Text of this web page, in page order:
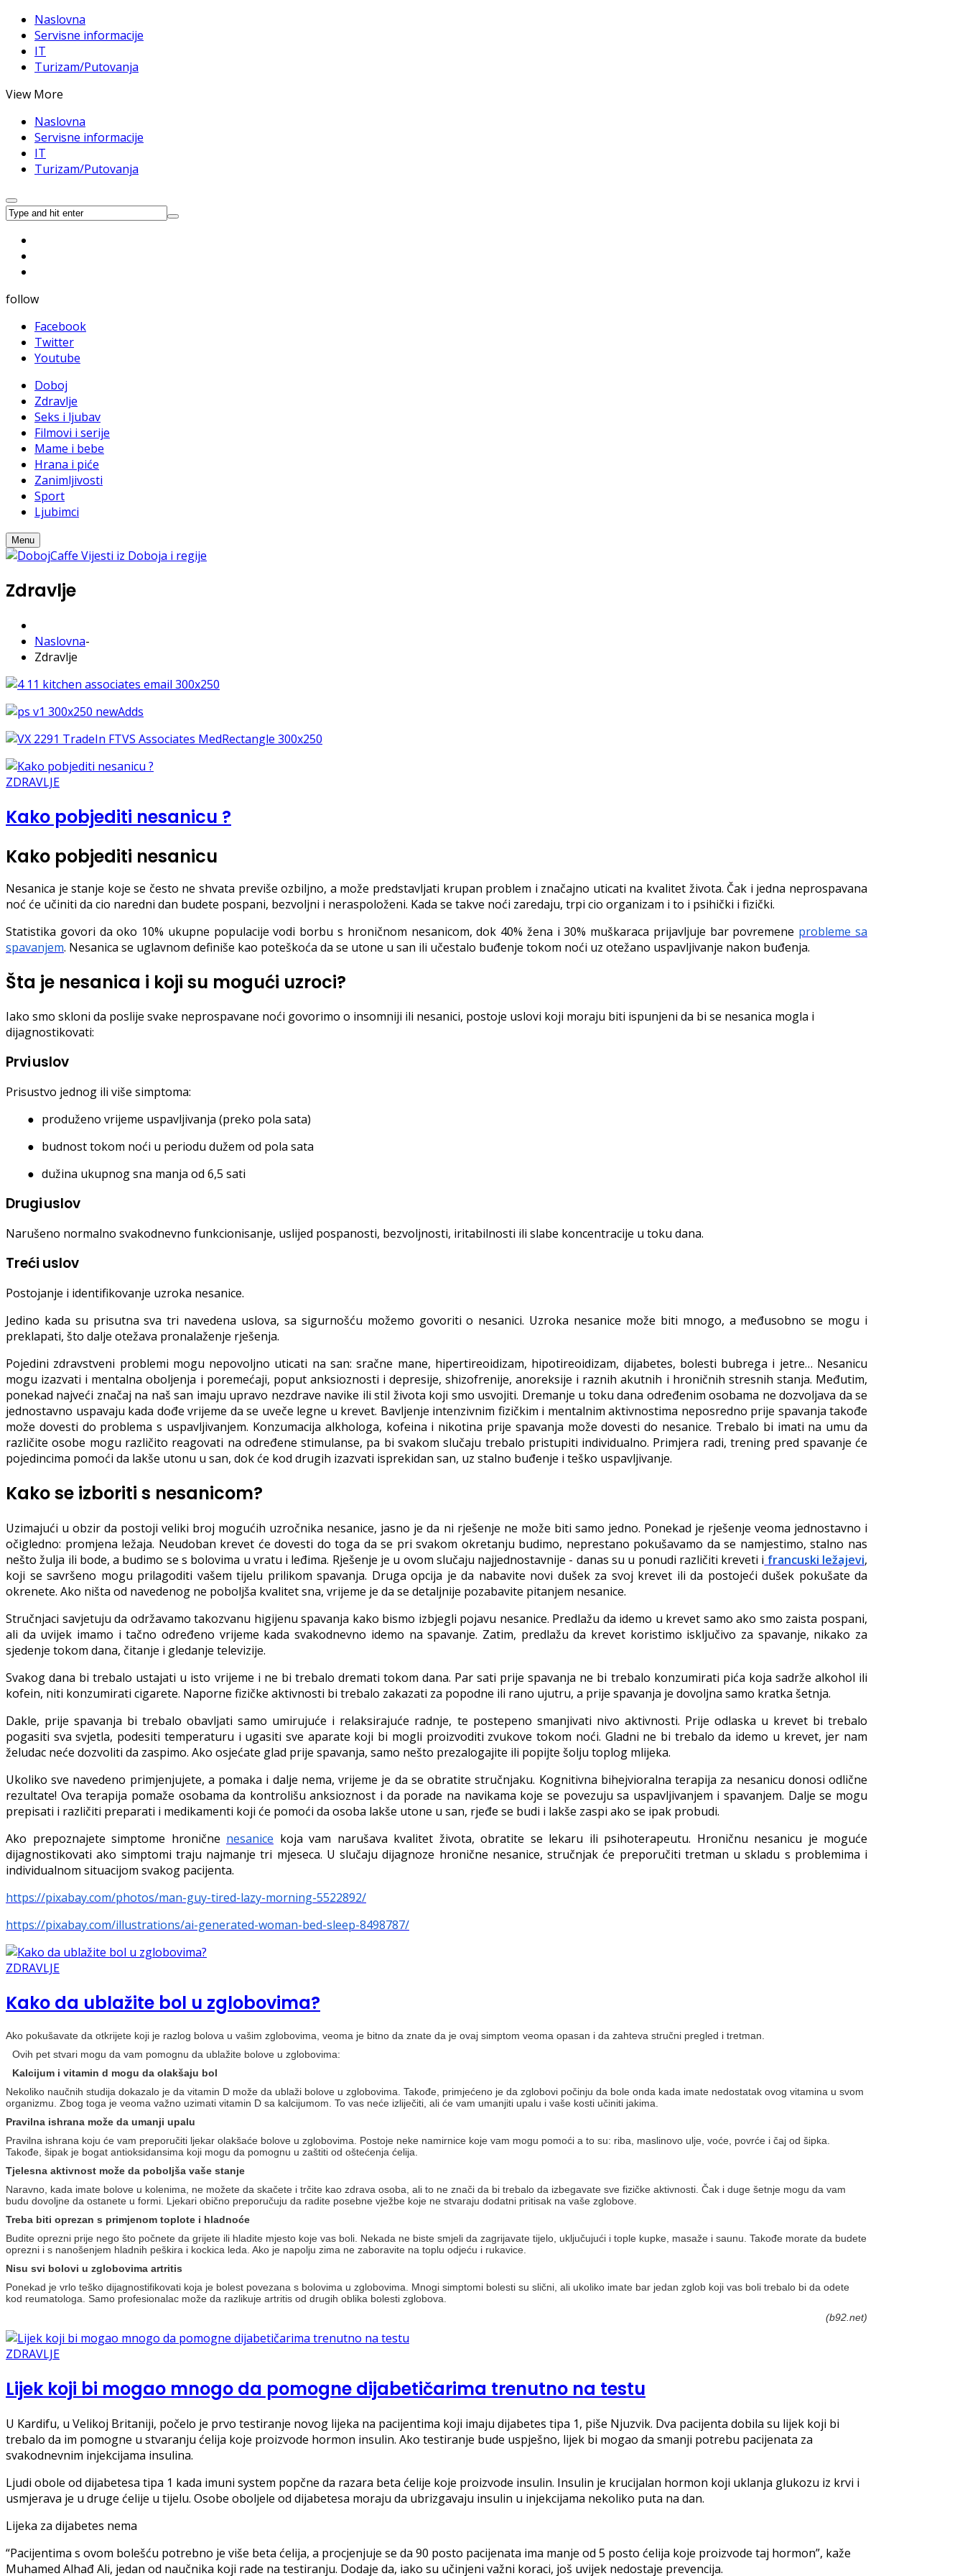
Naslovna
Servisne informacije
IT
Turizam/Putovanja
View More
Naslovna
Servisne informacije
IT
Turizam/Putovanja
follow
Facebook
Twitter
Youtube
Doboj
Zdravlje
Seks i ljubav
Filmovi i serije
Mame i bebe
Hrana i piće
Zanimljivosti
Sport
Ljubimci
Menu
Zdravlje
Naslovna-
Zdravlje
ZDRAVLJE
Kako pobjediti nesanicu ?
Kako pobjediti nesanicu
Nesanica je stanje koje se često ne shvata previše ozbiljno, a može predstavljati krupan problem i značajno uticati na kvalitet života. Čak i jedna neprospavana
noć će učiniti da cio naredni dan budete pospani, bezvoljni i neraspoloženi. Kada se takve noći zaredaju, trpi cio organizam i to i psihički i fizički.
Statistika govori da oko 10% ukupne populacije vodi borbu s hroničnom nesanicom, dok 40% žena i 30% muškaraca prijavljuje bar povremene probleme sa
spavanjem. Nesanica se uglavnom definiše kao poteškoća da se utone u san ili učestalo buđenje tokom noći uz otežano uspavljivanje nakon buđenja.
Šta je nesanica i koji su mogući uzroci?
Iako smo skloni da poslije svake neprospavane noći govorimo o insomniji ili nesanici, postoje uslovi koji moraju biti ispunjeni da bi se nesanica mogla i
dijagnostikovati:
Prviuslov
Prisustvo jednog ili više simptoma:
● produženo vrijeme uspavljivanja (preko pola sata)
● budnost tokom noći u periodu dužem od pola sata
● dužina ukupnog sna manja od 6,5 sati
Drugiuslov
Narušeno normalno svakodnevno funkcionisanje, uslijed pospanosti, bezvoljnosti, iritabilnosti ili slabe koncentracije u toku dana.
Treći uslov
Postojanje i identifikovanje uzroka nesanice.
Jedino kada su prisutna sva tri navedena uslova, sa sigurnošću možemo govoriti o nesanici. Uzroka nesanice može biti mnogo, a međusobno se mogu i
preklapati, što dalje otežava pronalaženje rješenja.
Pojedini zdravstveni problemi mogu nepovoljno uticati na san: sračne mane, hipertireoidizam, hipotireoidizam, dijabetes, bolesti bubrega i jetre… Nesanicu
mogu izazvati i mentalna oboljenja i poremećaji, poput anksioznosti i depresije, shizofrenije, anoreksije i raznih akutnih i hroničnih stresnih stanja. Međutim,
ponekad najveći značaj na naš san imaju upravo nezdrave navike ili stil života koji smo usvojiti. Dremanje u toku dana određenim osobama ne dozvoljava da se
jednostavno uspavaju kada dođe vrijeme da se uveče legne u krevet. Bavljenje intenzivnim fizičkim i mentalnim aktivnostima neposredno prije spavanja takođe
može dovesti do problema s uspavljivanjem. Konzumacija alkhologa, kofeina i nikotina prije spavanja može dovesti do nesanice. Trebalo bi imati na umu da
različite osobe mogu različito reagovati na određene stimulanse, pa bi svakom slučaju trebalo pristupiti individualno. Primjera radi, trening pred spavanje će
pojedincima pomoći da lakše utonu u san, dok će kod drugih izazvati isprekidan san, uz stalno buđenje i teško uspavljivanje.
Kako se izboriti s nesanicom?
Uzimajući u obzir da postoji veliki broj mogućih uzročnika nesanice, jasno je da ni rješenje ne može biti samo jedno. Ponekad je rješenje veoma jednostavno i
očigledno: promjena ležaja. Neudoban krevet će dovesti do toga da se pri svakom okretanju budimo, neprestano pokušavamo da se namjestimo, stalno nas
nešto žulja ili bode, a budimo se s bolovima u vratu i leđima. Rješenje je u ovom slučaju najjednostavnije - danas su u ponudi različiti kreveti i francuski ležajevi,
koji se savršeno mogu prilagoditi vašem tijelu prilikom spavanja. Druga opcija je da nabavite novi dušek za svoj krevet ili da postojeći dušek pokušate da
okrenete. Ako ništa od navedenog ne poboljša kvalitet sna, vrijeme je da se detaljnije pozabavite pitanjem nesanice.
Stručnjaci savjetuju da održavamo takozvanu higijenu spavanja kako bismo izbjegli pojavu nesanice. Predlažu da idemo u krevet samo ako smo zaista pospani,
ali da uvijek imamo i tačno određeno vrijeme kada svakodnevno idemo na spavanje. Zatim, predlažu da krevet koristimo isključivo za spavanje, nikako za
sjedenje tokom dana, čitanje i gledanje televizije.
Svakog dana bi trebalo ustajati u isto vrijeme i ne bi trebalo dremati tokom dana. Par sati prije spavanja ne bi trebalo konzumirati pića koja sadrže alkohol ili
kofein, niti konzumirati cigarete. Naporne fizičke aktivnosti bi trebalo zakazati za popodne ili rano ujutru, a prije spavanja je dovoljna samo kratka šetnja.
Dakle, prije spavanja bi trebalo obavljati samo umirujuće i relaksirajuće radnje, te postepeno smanjivati nivo aktivnosti. Prije odlaska u krevet bi trebalo
pogasiti sva svjetla, podesiti temperaturu i ugasiti sve aparate koji bi mogli proizvoditi zvukove tokom noći. Gladni ne bi trebalo da idemo u krevet, jer nam
želudac neće dozvoliti da zaspimo. Ako osjećate glad prije spavanja, samo nešto prezalogajite ili popijte šolju toplog mlijeka.
Ukoliko sve navedeno primjenjujete, a pomaka i dalje nema, vrijeme je da se obratite stručnjaku. Kognitivna bihejvioralna terapija za nesanicu donosi odlične
rezultate! Ova terapija pomaže osobama da kontrolišu anksioznost i da porade na navikama koje se povezuju sa uspavljivanjem i spavanjem. Dalje se mogu
prepisati i različiti preparati i medikamenti koji će pomoći da osoba lakše utone u san, rjeđe se budi i lakše zaspi ako se ipak probudi.
Ako prepoznajete simptome hronične nesanice koja vam narušava kvalitet života, obratite se lekaru ili psihoterapeutu. Hroničnu nesanicu je moguće
dijagnostikovati ako simptomi traju najmanje tri mjeseca. U slučaju dijagnoze hronične nesanice, stručnjak će preporučiti tretman u skladu s problemima i
individualnom situacijom svakog pacijenta.
https://pixabay.com/photos/man-guy-tired-lazy-morning-5522892/
https://pixabay.com/illustrations/ai-generated-woman-bed-sleep-8498787/
ZDRAVLJE
Kako da ublažite bol u zglobovima?
Ako pokušavate da otkrijete koji je razlog bolova u vašim zglobovima, veoma je bitno da znate da je ovaj simptom veoma opasan i da zahteva stručni pregled i tretman.
Ovih pet stvari mogu da vam pomognu da ublažite bolove u zglobovima:
Kalcijum i vitamin d mogu da olakšaju bol
Nekoliko naučnih studija dokazalo je da vitamin D može da ublaži bolove u zglobovima. Takođe, primjećeno je da zglobovi počinju da bole onda kada imate nedostatak ovog vitamina u svom
organizmu. Zbog toga je veoma važno uzimati vitamin D sa kalcijumom. To vas neće izliječiti, ali će vam umanjiti upalu i vaše kosti učiniti jakima.
Pravilna ishrana može da umanji upalu
Pravilna ishrana koju će vam preporučiti ljekar olakšaće bolove u zglobovima. Postoje neke namirnice koje vam mogu pomoći a to su: riba, maslinovo ulje, voće, povrće i čaj od šipka.
Takođe, šipak je bogat antioksidansima koji mogu da pomognu u zaštiti od oštećenja ćelija.
Tjelesna aktivnost može da poboljša vaše stanje
Naravno, kada imate bolove u kolenima, ne možete da skačete i trčite kao zdrava osoba, ali to ne znači da bi trebalo da izbegavate sve fizičke aktivnosti. Čak i duge šetnje mogu da vam
budu dovoljne da ostanete u formi. Ljekari obično preporučuju da radite posebne vježbe koje ne stvaraju dodatni pritisak na vaše zglobove.
Treba biti oprezan s primjenom toplote i hladnoće
Budite oprezni prije nego što počnete da grijete ili hladite mjesto koje vas boli. Nekada ne biste smjeli da zagrijavate tijelo, uključujući i tople kupke, masaže i saunu. Takođe morate da budete
oprezni i s nanošenjem hladnih peškira i kockica leda. Ako je napolju zima ne zaboravite na toplu odjeću i rukavice.
Nisu svi bolovi u zglobovima artritis
Ponekad je vrlo teško dijagnostifikovati koja je bolest povezana s bolovima u zglobovima. Mnogi simptomi bolesti su slični, ali ukoliko imate bar jedan zglob koji vas boli trebalo bi da odete
kod reumatologa. Samo profesionalac može da razlikuje artritis od drugih oblika bolesti zglobova.
(b92.net)
ZDRAVLJE
Lijek koji bi mogao mnogo da pomogne dijabetičarima trenutno na testu
U Kardifu, u Velikoj Britaniji, počelo je prvo testiranje novog lijeka na pacijentima koji imaju dijabetes tipa 1, piše Njuzvik. Dva pacijenta dobila su lijek koji bi
trebalo da im pomogne u stvaranju ćelija koje proizvode hormon insulin. Ako testiranje bude uspješno, lijek bi mogao da smanji potrebu pacijenata za
svakodnevnim injekcijama insulina.
Ljudi obole od dijabetesa tipa 1 kada imuni system popčne da razara beta ćelije koje proizvode insulin. Insulin je krucijalan hormon koji uklanja glukozu iz krvi i
usmjerava je u druge ćelije u tijelu. Osobe oboljele od dijabetesa moraju da ubrizgavaju insulin u injekcijama nekoliko puta na dan.
Lijeka za dijabetes nema
“Pacijentima s ovom bolešću potrebno je više beta ćelija, a procjenjuje se da 90 posto pacijenata ima manje od 5 posto ćelija koje proizvode taj hormon”, kaže
Muhamed Alhađ Ali, jedan od naučnika koji rade na testiranju. Dodaje da, iako su učinjeni važni koraci, još uvijek nedostaje prevencija.